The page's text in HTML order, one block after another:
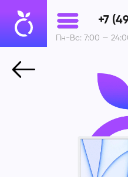
+7
Пн-Вс: 7:00 —